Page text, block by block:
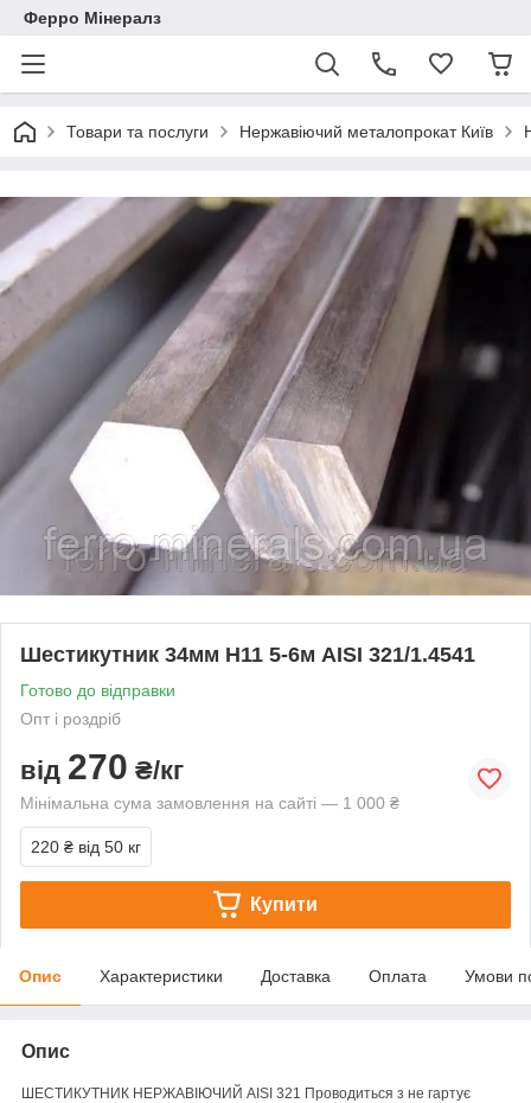
Ферро Мінералз
Товари та послуги Нержавіючий металопрокат Київ
Шестикутник 34мм Н11 5-6м AISI 321/1.4541
Готово до відправки
Опт і роздріб
від 270 ₴/кг
Мінімальна сума замовлення на сайті — 1 000 ₴
220 ₴ від 50 кг
Купити
Опис Характеристики Доставка Оплата Умови
Опис
ШЕСТИКУТНИК НЕРЖАВІЮЧИЙ AISI 321 Проводиться з не гартує